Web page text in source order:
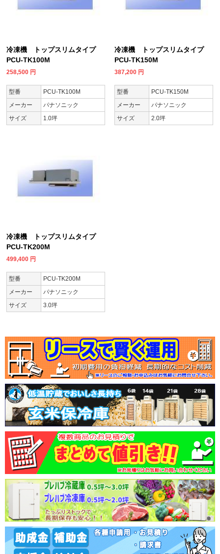
冷凍機 トップスリムタイプ
PCU-TK100M
258,500 円
型番
PCU-TK100M
メーカー
パナソニック
サイズ
1.0坪
冷凍機 トップスリムタイプ
PCU-TK150M
387,200 円
型番
PCU-TK150M
メーカー
パナソニック
サイズ
2.0坪
冷凍機 トップスリムタイプ
PCU-TK200M
499,400 円
型番
PCU-TK200M
メーカー
パナソニック
サイズ
3.0坪